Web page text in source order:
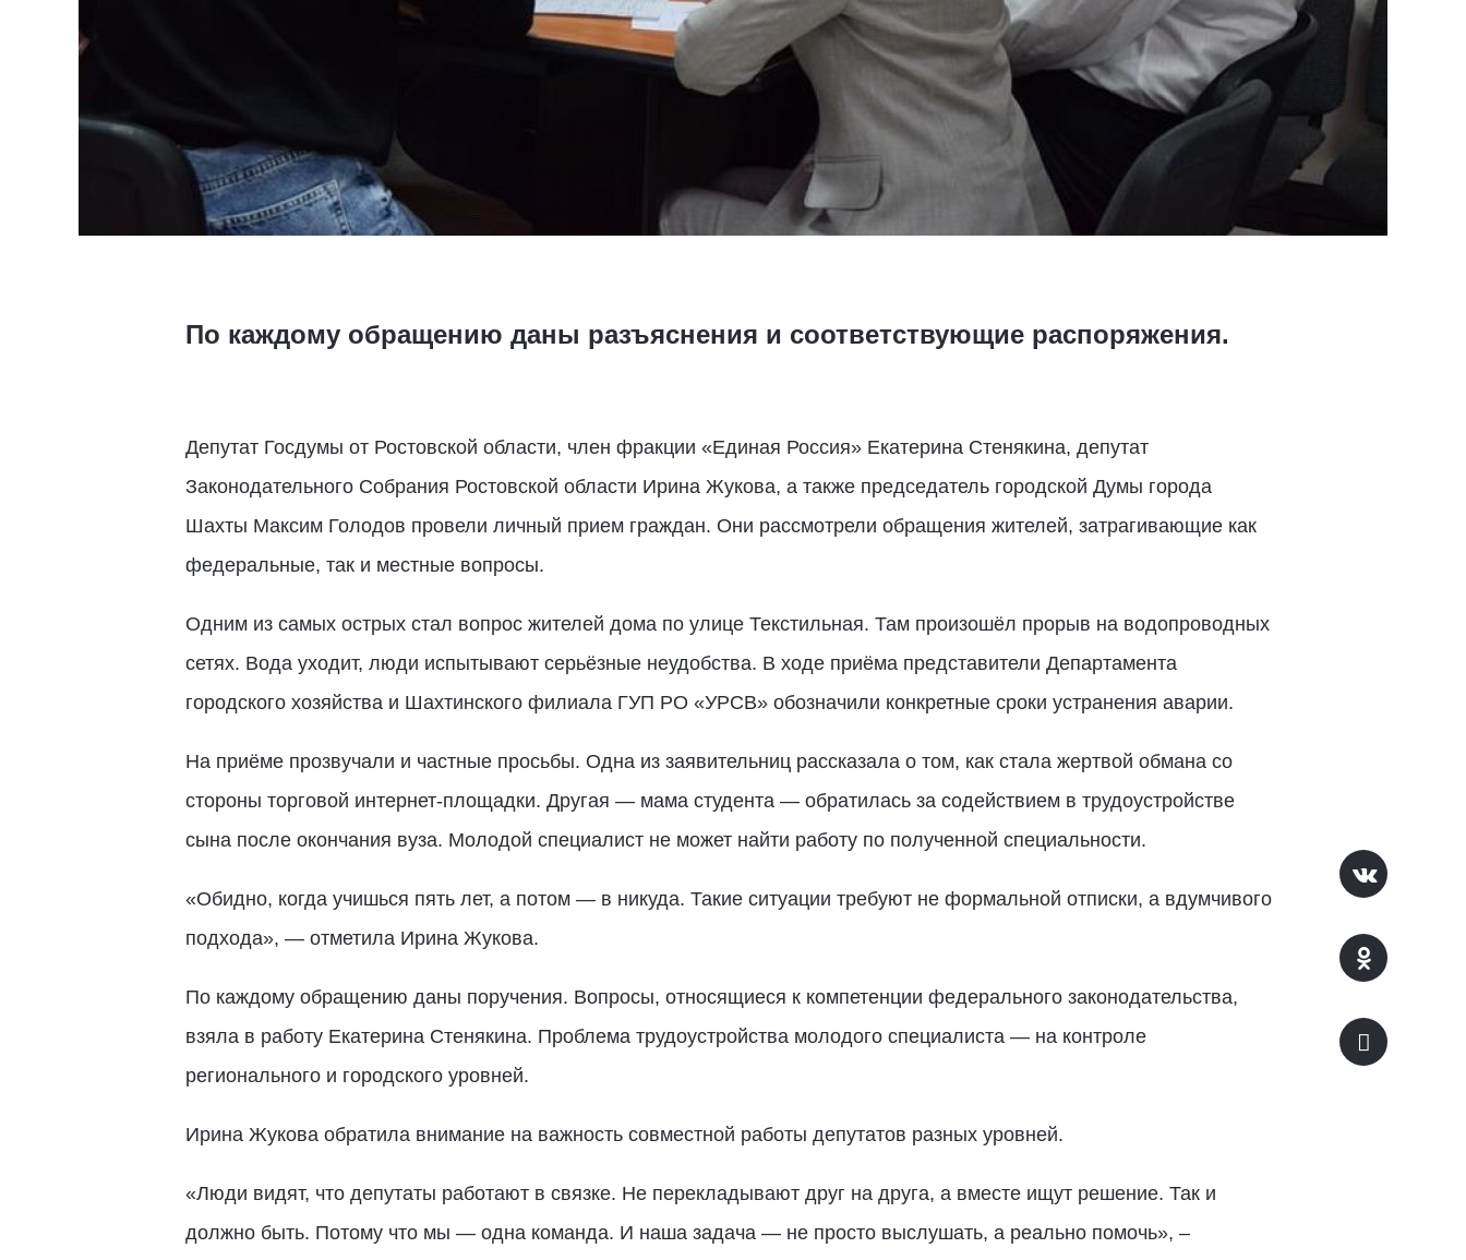
По каждому обращению даны разъяснения и соответствующие распоряжения.
Депутат Госдумы от Ростовской области, член фракции «Единая Россия» Екатерина Стенякина, депутат
Законодательного Собрания Ростовской области Ирина Жукова, а также председатель городской Думы города
Шахты Максим Голодов провели личный прием граждан. Они рассмотрели обращения жителей, затрагивающие как
федеральные, так и местные вопросы.
Одним из самых острых стал вопрос жителей дома по улице Текстильная. Там произошёл прорыв на водопроводных
сетях. Вода уходит, люди испытывают серьёзные неудобства. В ходе приёма представители Департамента
городского хозяйства и Шахтинского филиала ГУП РО «УРСВ» обозначили конкретные сроки устранения аварии.
На приёме прозвучали и частные просьбы. Одна из заявительниц рассказала о том, как стала жертвой обмана со
стороны торговой интернет-площадки. Другая — мама студента — обратилась за содействием в трудоустройстве
сына после окончания вуза. Молодой специалист не может найти работу по полученной специальности.
«Обидно, когда учишься пять лет, а потом — в никуда. Такие ситуации требуют не формальной отписки, а вдумчивого
подхода», — отметила Ирина Жукова.
По каждому обращению даны поручения. Вопросы, относящиеся к компетенции федерального законодательства,
взяла в работу Екатерина Стенякина. Проблема трудоустройства молодого специалиста — на контроле
регионального и городского уровней.
Ирина Жукова обратила внимание на важность совместной работы депутатов разных уровней.
«Люди видят, что депутаты работают в связке. Не перекладывают друг на друга, а вместе ищут решение. Так и
должно быть. Потому что мы — одна команда. И наша задача — не просто выслушать, а реально помочь», –